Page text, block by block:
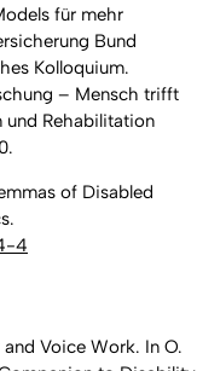
für mehr
Bund
Kolloquium.
– Mensch trifft
und Rehabilitation
of Disabled
.
4
Voice Work. In O.